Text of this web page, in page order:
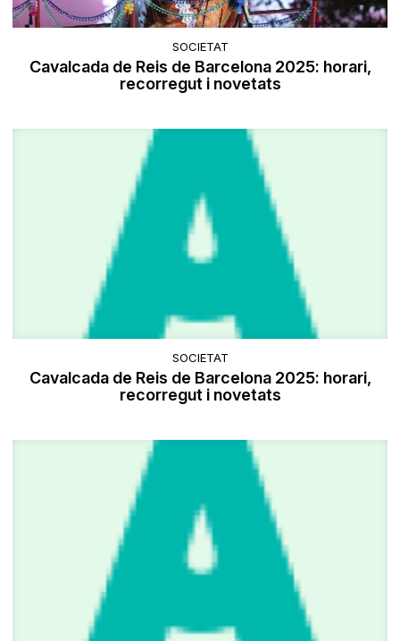
SOCIETAT
Cavalcada de Reis de Barcelona 2025: horari,
recorregut i novetats
SOCIETAT
Cavalcada de Reis de Barcelona 2025: horari,
recorregut i novetats